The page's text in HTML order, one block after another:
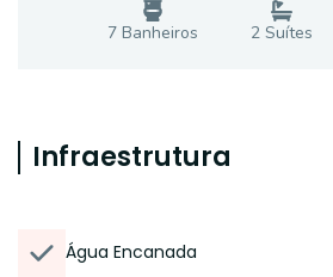
7Banheiros 2 Suítes
Infraestrutura
Água Encanada